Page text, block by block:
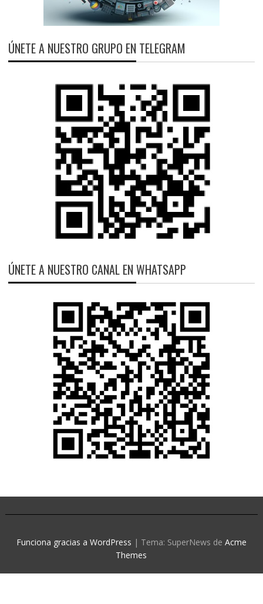
ÚNETE A NUESTRO GRUPO EN TELEGRAM
ÚNETE A NUESTRO CANAL EN WHATSAPP
Funciona gracias a WordPress | Tema: SuperNews de Acme
Themes